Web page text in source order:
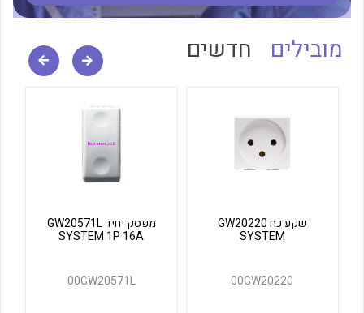
לכל מוצרי היצרןמובילים חדשים
שקע כח GW20220
SYSTEM
00GW20220
מפסק יחיד GW20571L
SYSTEM 1P 16A
00GW20571L